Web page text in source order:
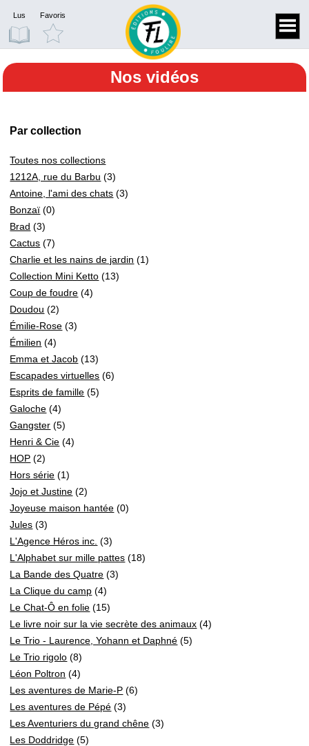
Lus Favoris
Nos vidéos
Par collection
Toutes nos collections
1212A, rue du Barbu (3)
Antoine, l'ami des chats (3)
Bonzaï (0)
Brad (3)
Cactus (7)
Charlie et les nains de jardin (1)
Collection Mini Ketto (13)
Coup de foudre (4)
Doudou (2)
Émilie-Rose (3)
Émilien (4)
Emma et Jacob (13)
Escapades virtuelles (6)
Esprits de famille (5)
Galoche (4)
Gangster (5)
Henri & Cie (4)
HOP (2)
Hors série (1)
Jojo et Justine (2)
Joyeuse maison hantée (0)
Jules (3)
L'Agence Héros inc. (3)
L'Alphabet sur mille pattes (18)
La Bande des Quatre (3)
La Clique du camp (4)
Le Chat-Ô en folie (15)
Le livre noir sur la vie secrète des animaux (4)
Le Trio - Laurence, Yohann et Daphné (5)
Le Trio rigolo (8)
Léon Poltron (4)
Les aventures de Marie-P (6)
Les aventures de Pépé (3)
Les Aventuriers du grand chêne (3)
Les Doddridge (5)